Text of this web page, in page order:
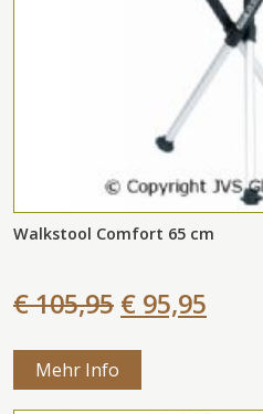
Walkstool Comfort 65 cm
€ 105,95 € 95,95
Mehr Info